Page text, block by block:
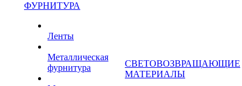
ФУРНИТУРА
Ленты
Металлическая
фурнитура
СВЕТОВОЗВРАЩАЮЩИЕ
МАТЕРИАЛЫ